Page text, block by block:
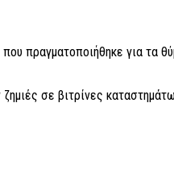
πραγματοποιήθηκε για τα
σε βιτρίνες